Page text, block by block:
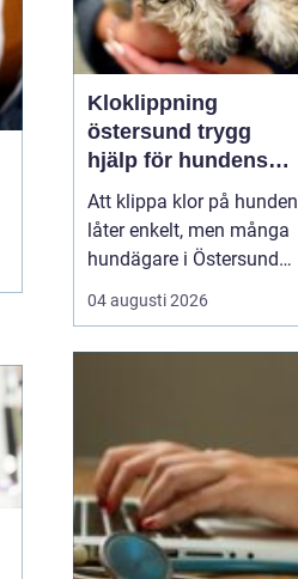
Kloklippning
östersund trygg
hjälp för hundens
tassar
Att klippa klor på hunden
låter enkelt, men många
hundägare i Östersund
upplever motsatsen.
Hunden rycker undan
långa. Samtidigt vet de
flesta att friska ...
04 augusti 2026